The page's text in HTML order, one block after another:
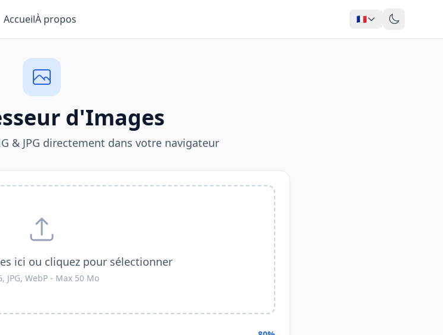
AccueilÀ propos 🇫🇷
d'Images
& JPG directement dans votre navigateur
ici ou cliquez pour sélectionner
JPG, WebP - Max 50 Mo